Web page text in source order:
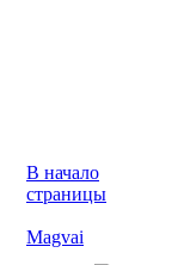
В начало
страницы
Magvai